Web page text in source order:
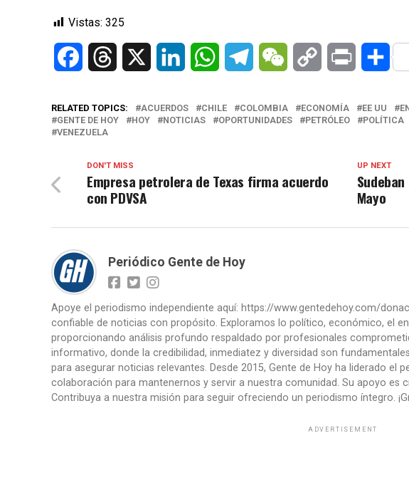
Vistas: 325
FacebookThreads LinkedIn WhatsAppTelegramWeChat Copy Print
RELATED TOPICS: ACUERDOS CHILE COLOMBIA ECONOMÍA EE UU
GENTE DE HOY
HOY NOTICIAS OPORTUNIDADES PETRÓLEO POLÍTICA
VENEZUELA
UP NEXT
Mayo
DON'T MISS
Empresa petrolera de Texas firma acuerdo
con PDVSA
Periódico Gente de Hoy
Apoye el periodismo independiente aquí: https://www.gentedehoy.com/
confiable de noticias con propósito. Exploramos lo político, económico, el
proporcionando análisis profundo respaldado por profesionales
informativo, donde la credibilidad, inmediatez y diversidad son
para asegurar noticias relevantes. Desde 2015, Gente de Hoy ha liderado el
colaboración para mantenernos y servir a nuestra comunidad. Su apoyo es
Contribuya a nuestra misión para seguir ofreciendo un periodismo íntegro.
ADVERTISEMENT